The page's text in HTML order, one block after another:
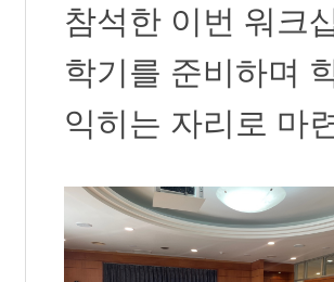
참석한 이번 워크
학기를 준비하며
익히는 자리로 마